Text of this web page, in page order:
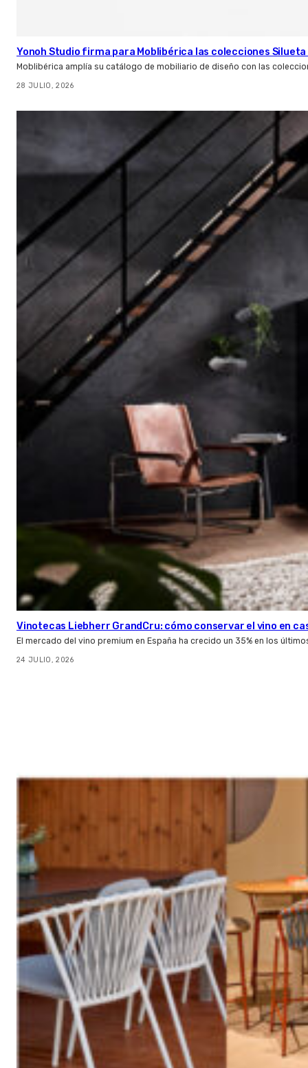
Yonoh Studio firma para Moblibérica las colecciones Silueta
Moblibérica amplía su catálogo de mobiliario de diseño con las
28 JULIO, 2026
Vinotecas Liebherr GrandCru: cómo conservar el vino en
El mercado del vino premium en España ha crecido un 35% en los
24 JULIO, 2026